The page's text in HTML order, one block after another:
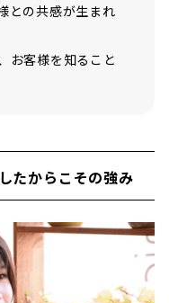
との共感が生まれ
お客様を知ること
たからこその強み